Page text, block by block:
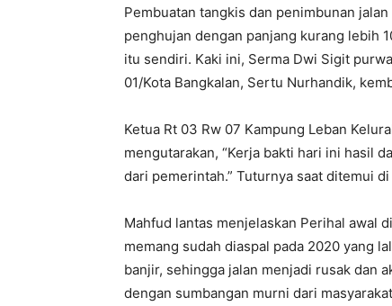
Pembuatan tangkis dan penimbunan
penghujan dengan panjang kurang lebih
itu sendiri. Kaki ini, Serma Dwi Sigit
01/Kota Bangkalan, Sertu Nurhandik,
Ketua Rt 03 Rw 07 Kampung Leban
mengutarakan, “Kerja bakti hari ini hasil
dari pemerintah.” Tuturnya saat ditemui
Mahfud lantas menjelaskan Perihal awal
memang sudah diaspal pada 2020 yang
banjir, sehingga jalan menjadi rusak dan
dengan sumbangan murni dari